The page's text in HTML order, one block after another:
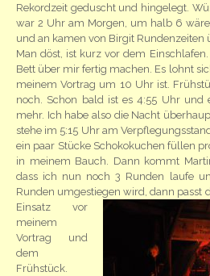
Rekordzeit geduscht und hingelegt.
war 2 Uhr am Morgen, um halb 6
und an kamen von Birgit Rundenzeiten
Man döst, ist kurz vor dem
Bett über mir fertig machen. Es lohnt
meinem Vortrag um 10 Uhr ist.
noch. Schon bald ist es 4:55 Uhr und
mehr. Ich habe also die Nacht
stehe im 5:15 Uhr am
ein paar Stücke Schokokuchen füllen
in meinem Bauch. Dann kommt
dass ich nun noch 3 Runden laufe
Runden umgestiegen wird, dann passt
Einsatz vor
meinem
Vortrag und
dem
Frühstück.